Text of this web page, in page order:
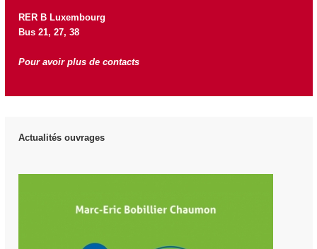
RER B Luxembourg
Bus 21, 27, 38
Pour avoir plus de contacts
Actualités ouvrages